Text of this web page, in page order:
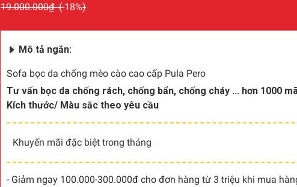
19.000.000₫ (-18%)
Mô tả ngắn:
Sofa bọc da chống mèo cào cao cấp Pula Pero
Tư vấn bọc da chống rách, chống bẩn, chống cháy ... hơn 1000
Kích thước/ Màu sắc theo yêu cầu
Khuyến mãi đặc biệt trong tháng
- Giảm ngay 100.000-300.000đ cho đơn hàng từ 3 triệu khi mua